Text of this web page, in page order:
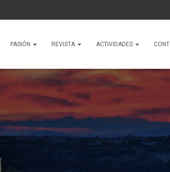
PASIÓN REVISTA ACTIVIDADES